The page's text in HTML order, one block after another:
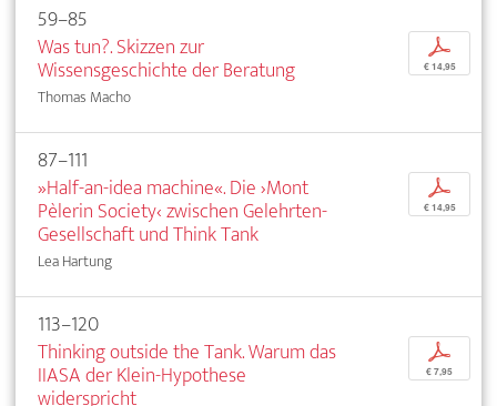
59–85
Was tun?. Skizzen zur
Wissensgeschichte der Beratung
Thomas Macho
p
€ 14,95
87–111
»Half-an-idea machine«. Die ›Mont
Pèlerin Society‹ zwischen Gelehrten-
Gesellschaft und Think Tank
Lea Hartung
p
€ 14,95
113–120
Thinking outside the Tank. Warum das
IIASA der Klein-Hypothese
widerspricht
p
€ 7,95